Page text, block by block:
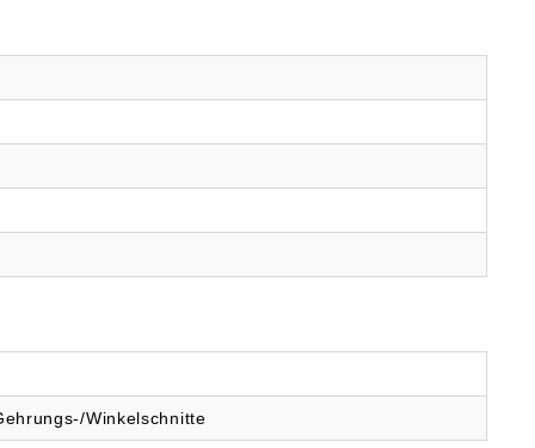
Winkelschnitte